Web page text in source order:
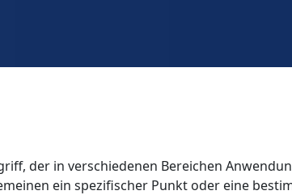
der in verschiedenen Bereichen
ein spezifischer Punkt oder eine